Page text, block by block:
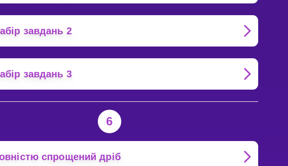
завдань 2
завдань 3
6
спрощений дріб